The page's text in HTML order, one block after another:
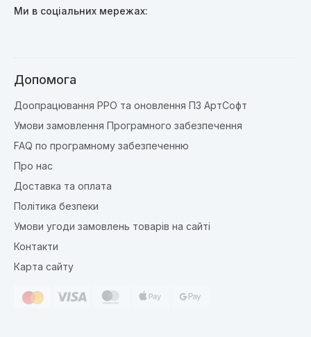
Ми в соціальних мережах:
Допомога
Доопрацювання РРО та оновлення ПЗ АртСофт
Умови замовлення Програмного забезпечення
FAQ по програмному забезпеченню
Про нас
Доставка та оплата
Політика безпеки
Умови угоди замовлень товарів на сайті
Контакти
Карта сайту